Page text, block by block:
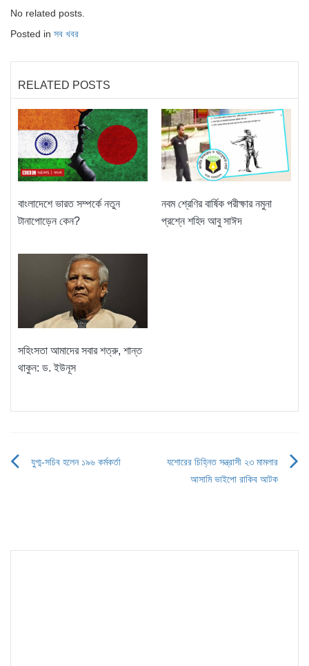
No related posts.
Posted in সব খবর
RELATED POSTS
বাংলাদেশে ভারত সম্পর্কে নতুন
টানাপোড়েন কেন?
নবম শ্রেণির বার্ষিক পরীক্ষার নমুনা
প্রশ্নে শহিদ আবু সাঈদ
সহিংসতা আমাদের সবার শত্রু, শান্ত
থাকুন: ড. ইউনূস
যুগ্ম-সচিব হলেন ১৯৬ কর্মকর্তা
যশোরের চিহ্নিত সন্ত্রাসী ২৩ মামলার
আসামি ভাইপো রাকিব আটক